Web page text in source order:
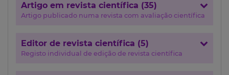
Artigo em revista científica (35)
Artigo publicado numa revista com avaliação científica
Editor de revista científica (5)
Registo individual de edição de revista científica